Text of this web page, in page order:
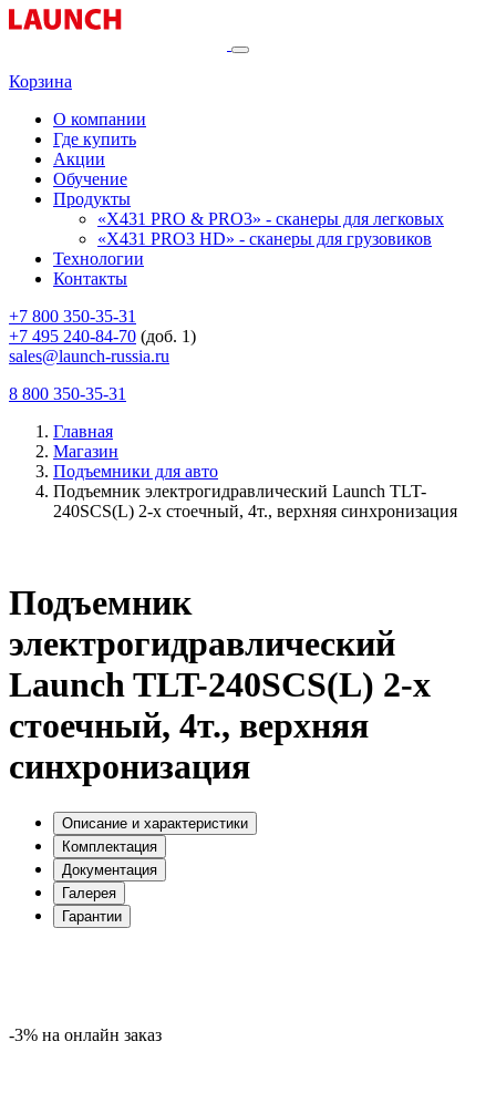
Корзина
О компании
Где купить
Акции
Обучение
Продукты
«X431 PRO & PRO3» - сканеры для легковых
«X431 PRO3 HD» - сканеры для грузовиков
Технологии
Контакты
+7 800 350-35-31
+7 495 240-84-70 (доб. 1)
sales@launch-russia.ru
8 800 350-35-31
Главная
Магазин
Подъемники для авто
Подъемник электрогидравлический Launch TLT-
240SCS(L) 2-х стоечный, 4т., верхняя синхронизация
Подъемник
электрогидравлический
Launch TLT-240SCS(L) 2-х
стоечный, 4т., верхняя
синхронизация
Описание и характеристики
Комплектация
Документация
Галерея
Гарантии
-3% на онлайн заказ